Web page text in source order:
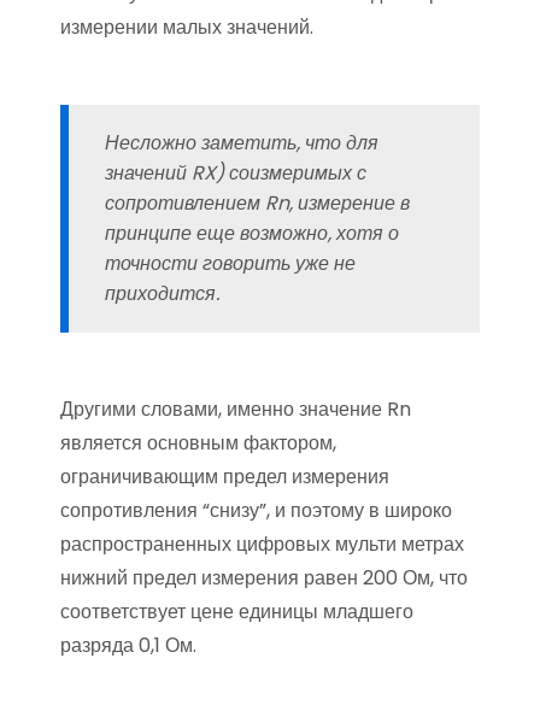
измерении малых значений.
Несложно заметить, что для
значений RX) соизмеримых с
сопротивлением Rn, измерение в
принципе еще возможно, хотя о
точности говорить уже не
приходится.
Другими словами, именно значение Rn
является основным фактором,
ограничивающим предел измерения
сопротивления “снизу”, и поэтому в широко
распространенных цифровых мульти метрах
нижний предел измерения равен 200 Ом, что
соответствует цене единицы младшего
разряда 0,1 Ом.